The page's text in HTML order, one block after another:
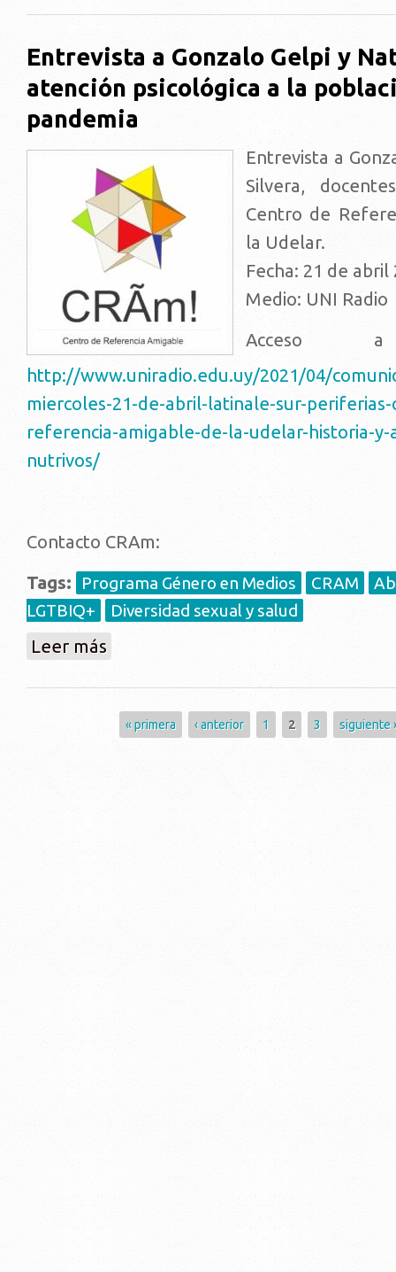
Entrevista a Gonzalo Gelpi y
atención psicológica a la
pandemia
Entrevista a
Silvera,
Centro de
la Udelar.
Fecha: 21 de abril
Medio: UNI Radio
Acceso a
http://www.uniradio.edu.uy/2021/04/
miercoles-21-de-abril-latinale-sur-
referencia-amigable-de-la-udelar-historia-
nutrivos/
Contacto CRAm:
Tags:
Programa Género en Medios CRAM
LGTBIQ+
Diversidad sexual y salud
Leer más
« primera ‹ anterior 1 2 3 siguiente